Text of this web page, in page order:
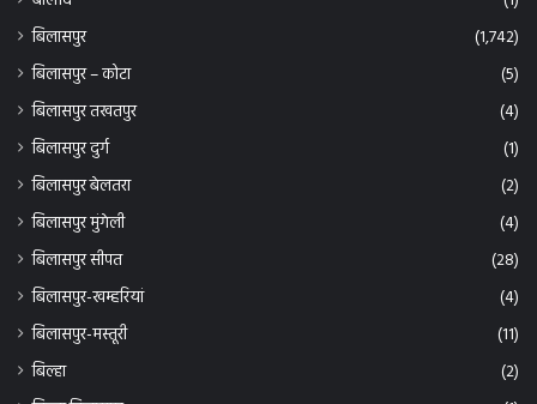
(2)
बिल्हा बिलासपुर
(1)
(1)
बीजापुर
(1)
(1)
(4)
भिलाई दुर्ग
(3)
(46)
मस्तूरी-सीपत
(4)
(2)
(1)